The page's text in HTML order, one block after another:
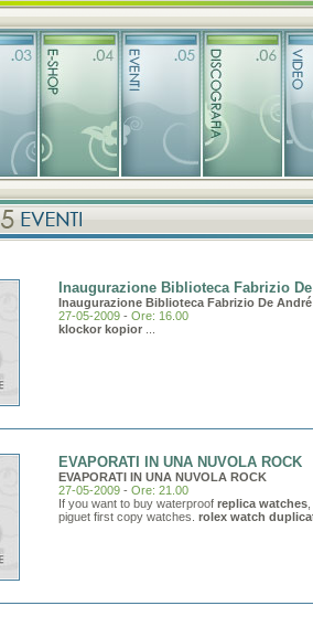
Inaugurazione Biblioteca Fabrizio
Inaugurazione Biblioteca Fabrizio De André
27-05-2009- Ore: 16.00
klockor kopior...
EVAPORATI IN UNA NUVOLA ROCK
EVAPORATI IN UNA NUVOLA ROCK
27-05-2009- Ore: 21.00
If you want to buy waterproof replica watches,
piguet first copy watches. rolex watch